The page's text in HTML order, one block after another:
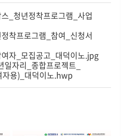
_청년정착프로그램_사업
착프로그램_참여_신청서
자_모집공고_대덕이노.jpg
자리_종합프로젝트_
자용)_대덕이노.hwp